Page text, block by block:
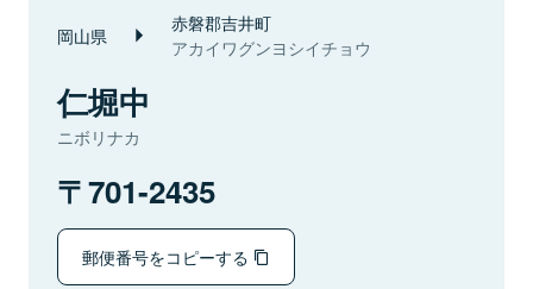
岡山県 赤磐郡吉井町
アカイワグンヨシイチョウ
仁堀中
ニボリナカ
701-2435
郵便番号をコピーする